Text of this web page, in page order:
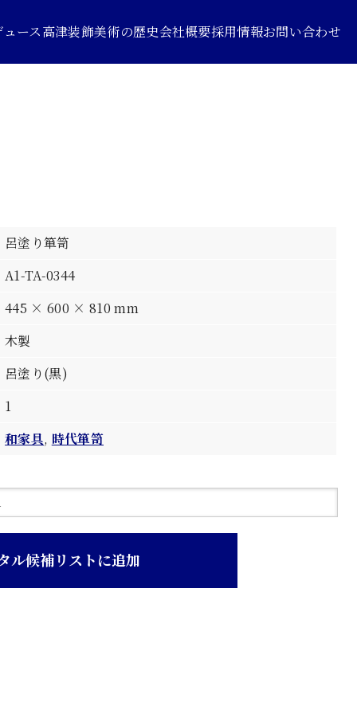
ース高津装飾美術の歴史会社概要採用情報お問い合わせ
呂塗り箪笥
A1-TA-0344
445 × 600 × 810 mm
木製
呂塗り(黒)
1
和家具, 時代箪笥
ル候補リストに追加